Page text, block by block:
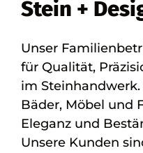
Stein +
Unser
für Qualität,
im
Bäder, Möbel und
Eleganz und
Unsere Kunden